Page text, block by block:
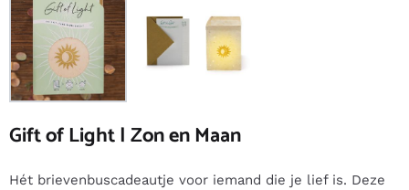
Gift of Light | Zon en Maan
Hét brievenbuscadeautje voor iemand die je lief is. Deze